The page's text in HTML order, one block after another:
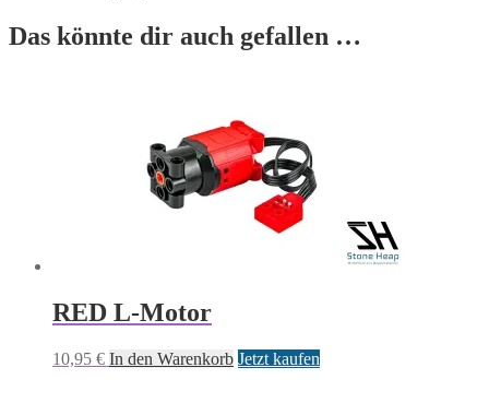
Das könnte dir auch gefallen …
RED L-Motor
10,95 € In den Warenkorb Jetzt kaufen